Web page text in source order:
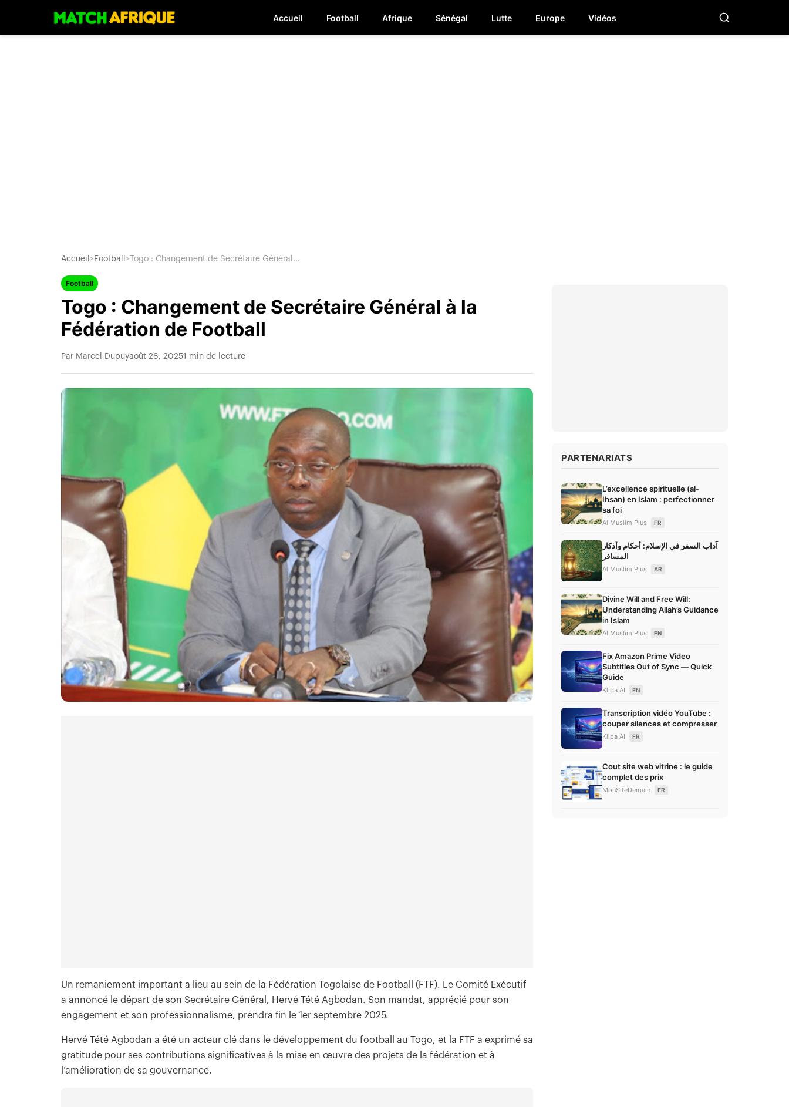
Accueil Football Afrique Sénégal Lutte Europe Vidéos
Accueil > Football > Togo : Changement de Secrétaire Général...
Football
Togo : Changement de Secrétaire Général à la
Fédération de Football
Par Marcel Dupuyaoût 28, 20251 min de lecture
Un remaniement important a lieu au sein de la Fédération Togolaise de Football (FTF). Le Comité Exécutif
a annoncé le départ de son Secrétaire Général, Hervé Tété Agbodan. Son mandat, apprécié pour son
engagement et son professionnalisme, prendra fin le 1er septembre 2025.
Hervé Tété Agbodan a été un acteur clé dans le développement du football au Togo, et la FTF a exprimé sa
gratitude pour ses contributions significatives à la mise en œuvre des projets de la fédération et à
l’amélioration de sa gouvernance.
PARTENARIATS
L’excellence spirituelle (al-
Ihsan) en Islam : perfectionner
sa foi
Al Muslim Plus FR
آداب السفر في الإسلام: أحكام وأذكار
المسافر
Al Muslim Plus AR
Divine Will and Free Will:
Understanding Allah’s Guidance
in Islam
Al Muslim Plus EN
Fix Amazon Prime Video
Subtitles Out of Sync — Quick
Guide
Klipa AI EN
Transcription vidéo YouTube :
couper silences et compresser
Klipa AI FR
Cout site web vitrine : le guide
complet des prix
MonSiteDemain FR